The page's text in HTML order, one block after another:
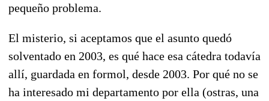
pequeño problema.
El misterio, si aceptamos que el asunto quedó
solventado en 2003, es qué hace esa cátedra todavía
allí, guardada en formol, desde 2003. Por qué no se
ha interesado mi departamento por ella (ostras, una